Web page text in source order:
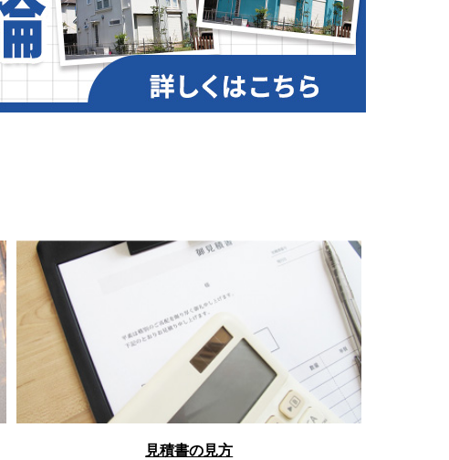
見積書の見方